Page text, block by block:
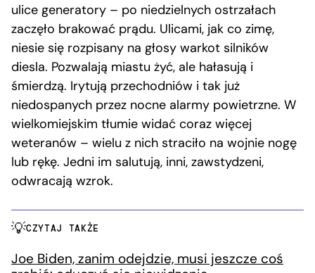
ulice generatory – po niedzielnych ostrzałach
zaczęło brakować prądu. Ulicami, jak co zimę,
niesie się rozpisany na głosy warkot silników
diesla. Pozwalają miastu żyć, ale hałasują i
śmierdzą. Irytują przechodniów i tak już
niedospanych przez nocne alarmy powietrzne. W
wielkomiejskim tłumie widać coraz więcej
weteranów – wielu z nich straciło na wojnie nogę
lub rękę. Jedni im salutują, inni, zawstydzeni,
odwracają wzrok.
CZYTAJ TAKŻE
Joe Biden, zanim odejdzie, musi jeszcze coś